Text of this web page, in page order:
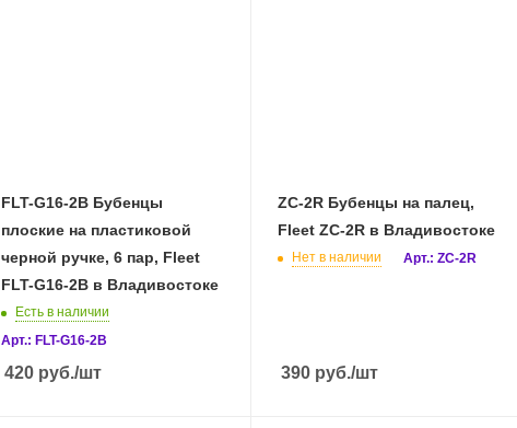
FLT-G16-2B Бубенцы
плоские на пластиковой
черной ручке, 6 пар, Fleet
FLT-G16-2B в Владивостоке
Есть в наличии
Арт.: FLT-G16-2B
420 руб./шт
ZC-2R Бубенцы на палец,
Fleet ZC-2R в Владивостоке
Нет в наличии Арт.: ZC-2R
390 руб./шт